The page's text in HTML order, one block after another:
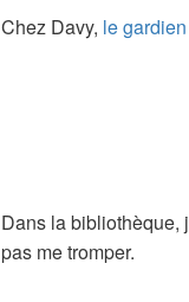
Chez Davy, le
Dans la bibliothèque,
pas me tromper.